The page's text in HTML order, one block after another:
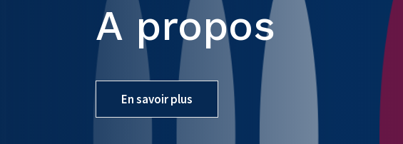
A propos
En savoir plus